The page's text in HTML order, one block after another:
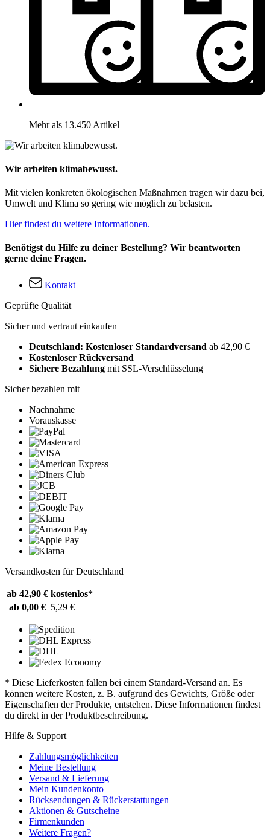
Mehr als 13.450 Artikel
Wir arbeiten klimabewusst.
Mit vielen konkreten ökologischen Maßnahmen tragen wir dazu bei,
Umwelt und Klima so gering wie möglich zu belasten.
Hier findest du weitere Informationen.
Benötigst du Hilfe zu deiner Bestellung? Wir beantworten
gerne deine Fragen.
Kontakt
Geprüfte Qualität
Sicher und vertraut einkaufen
Deutschland: Kostenloser Standardversand ab 42,90 €
Kostenloser Rückversand
Sichere Bezahlung mit SSL-Verschlüsselung
Sicher bezahlen mit
Nachnahme
Vorauskasse
Versandkosten für Deutschland
ab 42,90 € kostenlos*
ab 0,00 € 5,29 €
* Diese Lieferkosten fallen bei einem Standard-Versand an. Es
können weitere Kosten, z. B. aufgrund des Gewichts, Größe oder
Eigenschaften der Produkte, entstehen. Diese Informationen findest
du direkt in der Produktbeschreibung.
Hilfe & Support
Zahlungsmöglichkeiten
Meine Bestellung
Versand & Lieferung
Mein Kundenkonto
Rücksendungen & Rückerstattungen
Aktionen & Gutscheine
Firmenkunden
Weitere Fragen?